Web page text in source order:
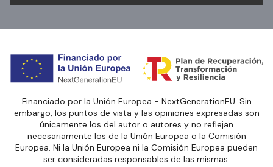
Financiado por la Unión Europea - NextGenerationEU. Sin
embargo, los puntos de vista y las opiniones expresadas son
únicamente los del autor o autores y no reflejan
necesariamente los de la Unión Europea o la Comisión
Europea. Ni la Unión Europea ni la Comisión Europea pueden
ser consideradas responsables de las mismas.